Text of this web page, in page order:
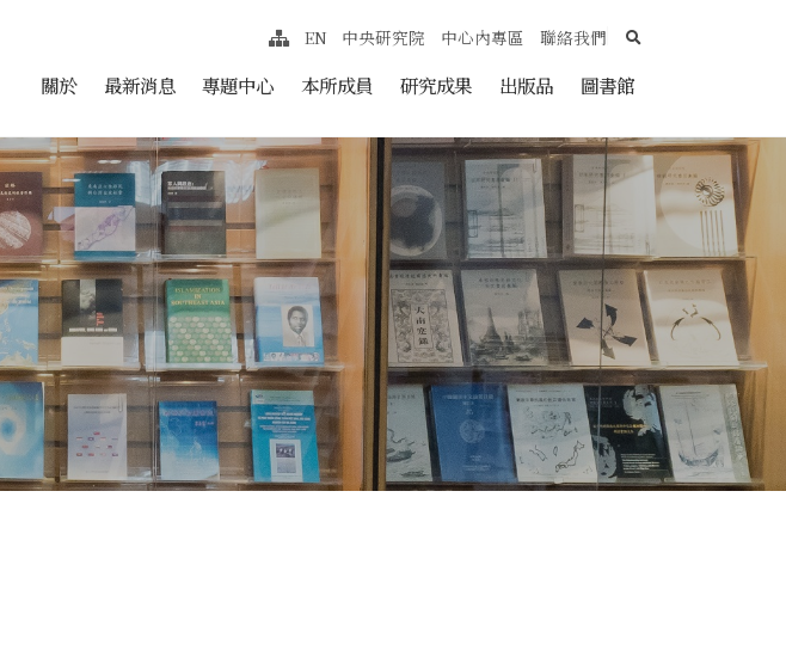
跳至中央區塊/Main Content
關於 最新消息 專題中心 本所成員 研究成果 出版品 圖書館
網站導覽
EN 中央研究院 中心內專區 聯絡我們 search